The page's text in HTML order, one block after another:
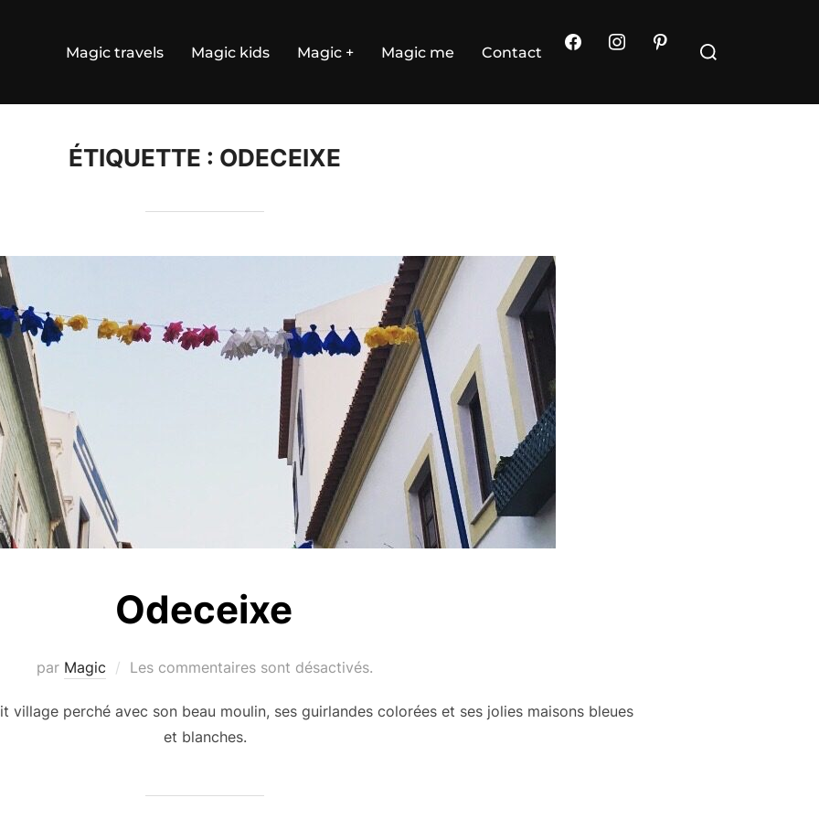
Magic travels Magic kids Magic + Magic me Contact
Rechercher :
ÉTIQUETTE : ODECEIXE
Odeceixe
par Magic Les commentaires sont désactivés.
village perché avec son beau moulin, ses guirlandes colorées et ses jolies maisons bleues
et blanches.